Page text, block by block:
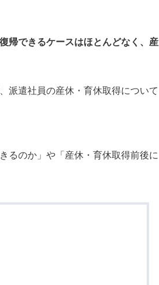
帰できるケースはほとんどなく、産
派遣社員の産休・育休取得について
るのか」や「産休・育休取得前後に